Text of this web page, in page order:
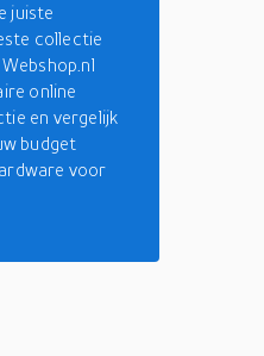
juiste
collectie
online
en vergelijk
budget
voor